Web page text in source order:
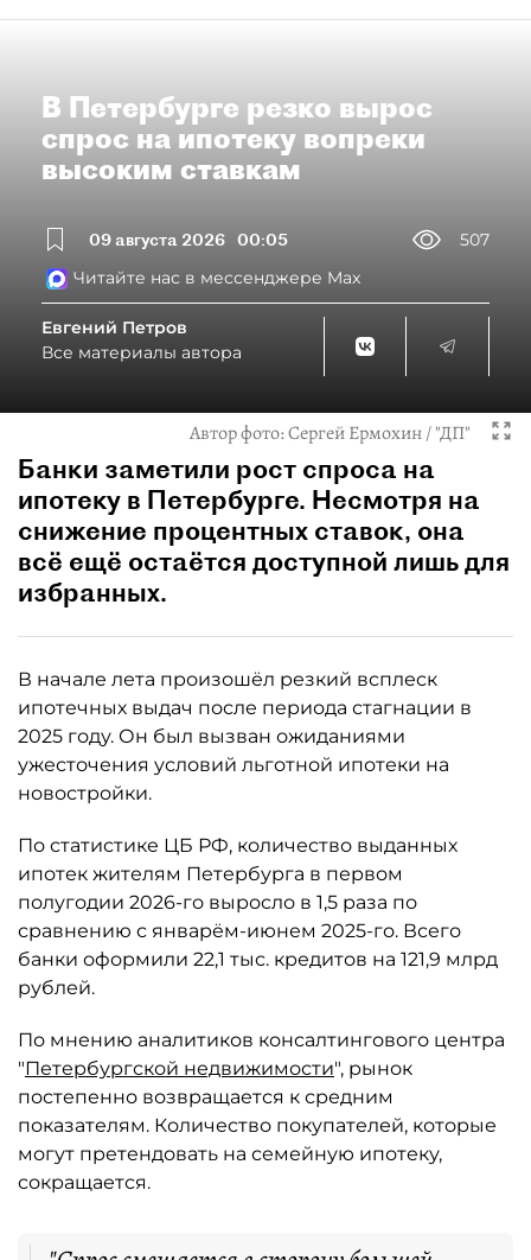
В Петербурге резко вырос
спрос на ипотеку вопреки
высоким ставкам
09 августа 2026 00:05
507
Читайте нас в мессенджере Max
Евгений Петров
Все материалы автора
Автор фото:Сергей Ермохин / "ДП"
Банки заметили рост спроса на
ипотеку в Петербурге. Несмотря на
снижение процентных ставок, она
всё ещё остаётся доступной лишь для
избранных.
В начале лета произошёл резкий всплеск
ипотечных выдач после периода стагнации в
2025 году. Он был вызван ожиданиями
ужесточения условий льготной ипотеки на
новостройки.
По статистике ЦБ РФ, количество выданных
ипотек жителям Петербурга в первом
полугодии 2026-го выросло в 1,5 раза по
сравнению с январём-июнем 2025-го. Всего
банки оформили 22,1 тыс. кредитов на 121,9 млрд
рублей.
По мнению аналитиков консалтингового центра
"Петербургской недвижимости", рынок
постепенно возвращается к средним
показателям. Количество покупателей, которые
могут претендовать на семейную ипотеку,
сокращается.